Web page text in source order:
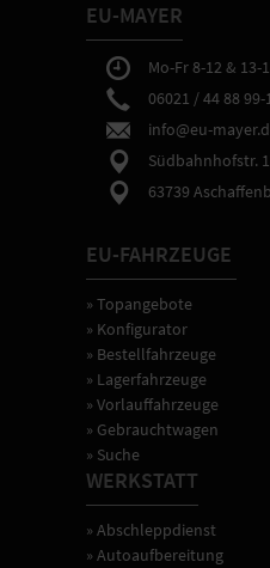
EU-MAYER
Mo-Fr 8-12 & 13-
06021 / 44 88 99-
info@eu-
Südbahnhofstr.
63739
EU-FAHRZEUGE
» Topangebote
» Konfigurator
» Bestellfahrzeuge
» Lagerfahrzeuge
» Vorlauffahrzeuge
» Gebrauchtwagen
» Suche
WERKSTATT
» Abschleppdienst
» Autoaufbereitung